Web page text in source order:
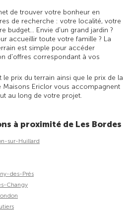
de trouver votre bonheur en
de recherche : votre localité, votre
budget... Envie d'un grand jardin ?
accueillir toute votre famille ? La
est simple pour accéder
d'offres correspondant à vos
prix du terrain ainsi que le prix de la
Maisons Ericlor vous accompagnent
au long de votre projet.
à proximité de Les Bordes
sur-Huillard
des-Prés
Changy